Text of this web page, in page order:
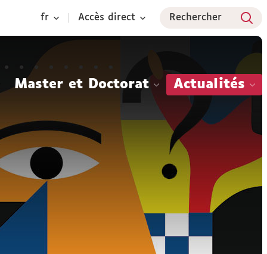
fr Accès direct Rechercher
Master et Doctorat Actualités